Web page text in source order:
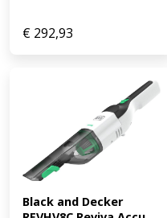
€ 292,93
Black and Decker